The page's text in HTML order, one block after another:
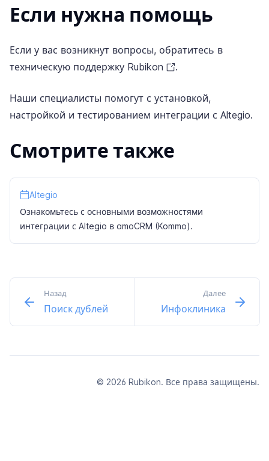
Если нужна помощь
Если у вас возникнут вопросы, обратитесь в
техническую поддержку Rubikon
.
Наши специалисты помогут с установкой,
настройкой и тестированием интеграции с Altegio.
Смотрите также
Altegio
Ознакомьтесь с основными возможностями
интеграции с Altegio в amoCRM (Kommo).
Назад
Поиск дублей
Далее
Инфоклиника
© 2026 Rubikon. Все права защищены.